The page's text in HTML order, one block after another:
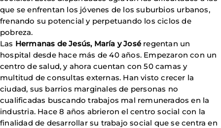
que se enfrentan los jóvenes de los suburbios urbanos,
frenando su potencial y perpetuando los ciclos de
pobreza.
Las Hermanas de Jesús, María y Joséregentan un
hospital desde hace más de 40 años. Empezaron con un
centro de salud, y ahora cuentan con 50 camas y
multitud de consultas externas. Han visto crecer la
ciudad, sus barrios marginales de personas no
cualificadas buscando trabajos mal remunerados en la
industria. Hace 8 años abrieron el centro social con la
finalidad de desarrollar su trabajo social que se centra en